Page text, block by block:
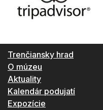
Trenčiansky hrad
O múzeu
Aktuality
Kalendár podujatí
Expozície